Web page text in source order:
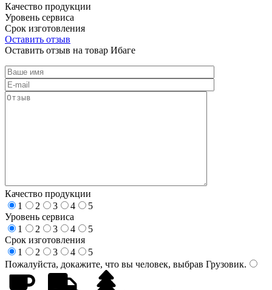
Качество продукции
Уровень сервиса
Срок изготовления
Оставить отзыв
Оставить отзыв на товар Ибаге
Качество продукции
1
2 3 4
5
Уровень сервиса
1
2 3 4
5
Срок изготовления
1
2 3 4
5
Пожалуйста, докажите, что вы человек, выбрав Грузовик.